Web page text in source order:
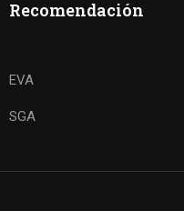
Recomendación
EVA
SGA